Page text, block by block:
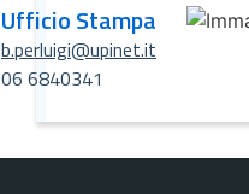
Ufficio Stampa
b.perluigi@upinet.it
06 6840341